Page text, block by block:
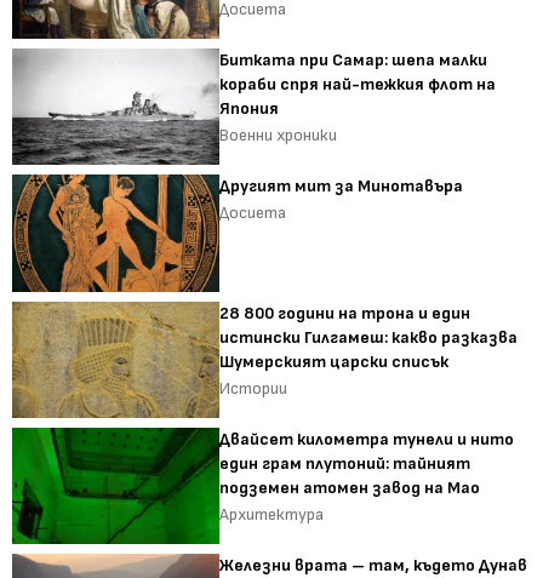
Досиета
Битката при Самар: шепа малки
кораби спря най-тежкия флот на
Япония
Военни хроники
Другият мит за Минотавъра
Досиета
28 800 години на трона и един
истински Гилгамеш: какво разказва
Шумерският царски списък
Истории
Двайсет километра тунели и нито
един грам плутоний: тайният
подземен атомен завод на Мао
Архитектура
Железни врата – там, където Дунав